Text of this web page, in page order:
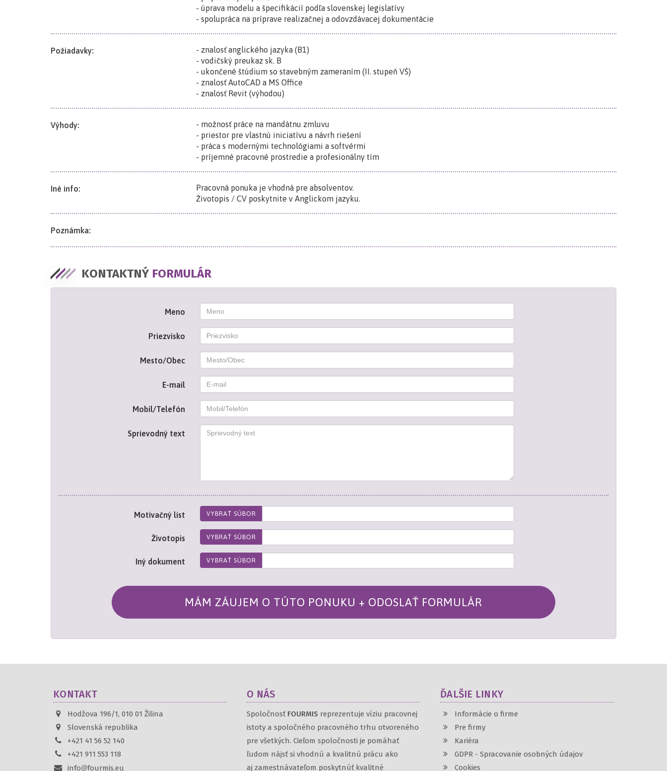
- úprava modelu a špecifikácií podľa slovenskej legislatívy
- spolupráca na príprave realizačnej a odovzdávacej dokumentácie
Požiadavky:
- znalosť anglického jazyka (B1)
- vodičský preukaz sk. B
- ukončené štúdium so stavebným zameraním (II. stupeň VŠ)
- znalosť AutoCAD a MS Office
- znalosť Revit (výhodou)
Výhody:
- možnosť práce na mandátnu zmluvu
- priestor pre vlastnú iniciatívu a návrh riešení
- práca s modernými technológiami a softvérmi
- príjemné pracovné prostredie a profesionálny tím
Iné info:
Pracovná ponuka je vhodná pre absolventov.
Životopis / CV poskytnite v Anglickom jazyku.
Poznámka:
KONTAKTNÝFORMULÁR
Meno
Priezvisko
Mesto/Obec
E-mail
Mobil/Telefón
Sprievodný text
Motivačný list VYBRAŤ SÚBOR
Životopis VYBRAŤ SÚBOR
Iný dokument VYBRAŤ SÚBOR
MÁM ZÁUJEM O TÚTO PONUKU + ODOSLAŤ FORMULÁR
KONTAKT
Hodžova 196/1, 010 01 Žilina
Slovenská republika
+421 41 56 52 140
+421 911 553 118
info
fourmis.eu
O NÁS
Spoločnosť FOURMIS reprezentuje víziu pracovnej
istoty a spoločného pracovného trhu otvoreného
pre všetkých. Cieľom spoločnosti je pomáhať
ľudom nájsť si vhodnú a kvalitnú prácu ako
aj zamestnávateľom poskytnúť kvalitné
ĎALŠIE LINKY
Informácie o firme
Pre firmy
Kariéra
GDPR - Spracovanie osobných údajov
Cookies